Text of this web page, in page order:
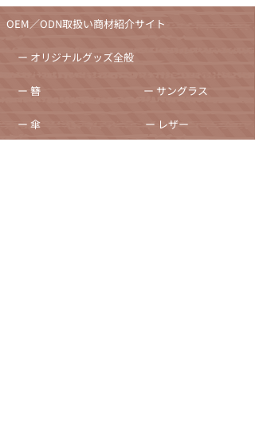
OEM／ODN取扱い商材紹介サイト
ー オリジナルグッズ全般
ー 簪 ー サングラス
ー 傘 ー レザー